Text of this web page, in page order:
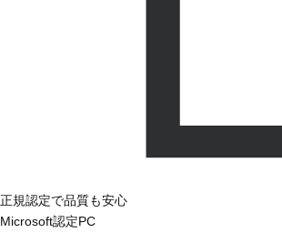
正規認定で品質も安心
Microsoft認定PC